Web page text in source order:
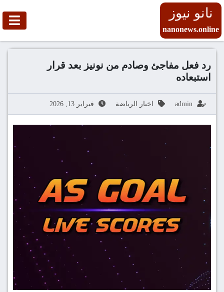
نانو نيوز
nanonews.online
رد فعل مفاجئ وصادم من نونيز بعد قرار
استبعاده
admin اخبار الرياضة فبراير 13, 2026